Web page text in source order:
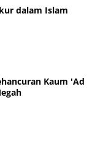
dalam Islam
Kaum 'Ad